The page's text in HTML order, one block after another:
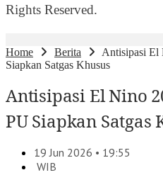
Rights Reserved.
Home Berita
Antisipasi El
Siapkan Satgas Khusus
Antisipasi El Nino
PU Siapkan Satgas
19 Jun 2026 • 19:55
WIB